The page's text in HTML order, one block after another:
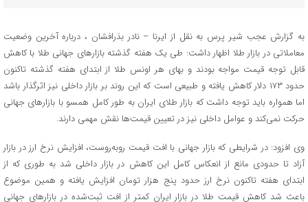
به گزارش عجب شیر پرس به نقل از ایرنا – نادر بذرافشان ، درباره آخرین وضعیت
معاملاتی در بازار طلا اظهار داشت: طی یک هفته گذشته بازارهای جهانی طلا با کاهش
قابل توجه قیمت مواجه بودند و بهای هر اونس طلا از ابتدای هفته گذشته تاکنون
حدود ۱۷۳ دلار کاهش یافته و طبیعی است که این روند بر بازار داخلی نیز اثرگذار باشد
اما همواره باید توجه داشت که بازار طلای ایران به طور کامل همسو با بازارهای جهانی
حرکت نمی‌کند و عوامل داخلی نیز در تعیین قیمت‌ها نقش مهمی دارند.
وی افزود: در شرایطی که بازار جهانی با افت قیمت روبه‌روست، افزایش نرخ ارز در بازار
آزاد تا حدودی مانع از انعکاس کامل این کاهش در بازار داخلی شد به طوری که از
ابتدای هفته تاکنون نرخ ارز حدود پنج هزار تومان افزایش یافته و همین موضوع
باعث شد کاهش قیمت طلا در بازار ایران کمتر از افت ثبت‌شده در بازارهای جهانی